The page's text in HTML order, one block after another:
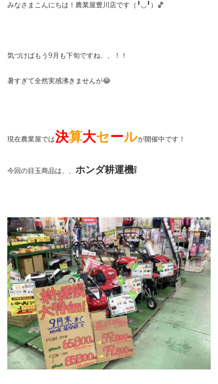
みなさまこんにちは！農業屋豊川店です（╹◡╹）🏀
気づけばもう9月も下旬ですね、、！！
暑すぎて全然実感沸きませんが😂
現在農業屋では決算大セールが開催中です！
今回の目玉商品は、、 ホンダ耕運機❕